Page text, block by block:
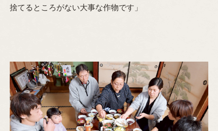
捨てるところがない大事な作物です」